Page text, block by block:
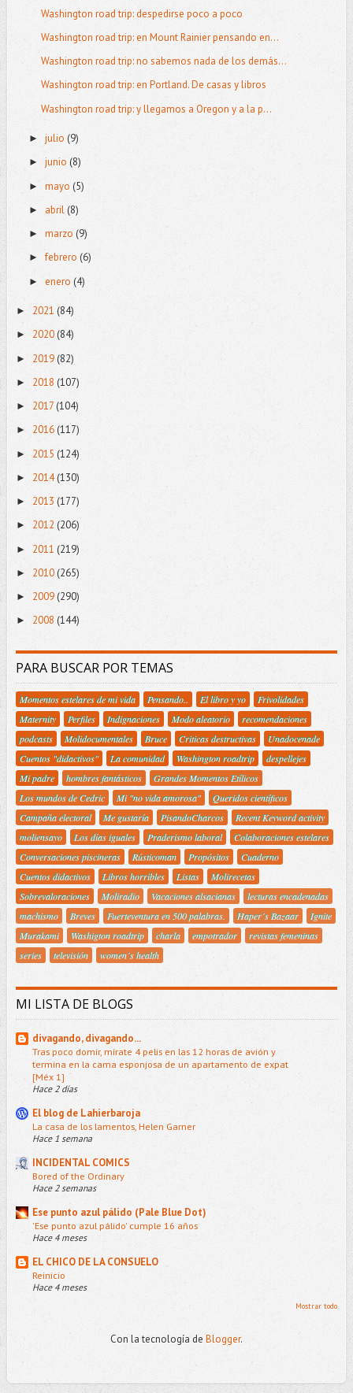
Washington road trip: despedirse poco a poco
Washington road trip: en Mount Rainier pensando en...
Washington road trip: no sabemos nada de los demás...
Washington road trip: en Portland. De casas y libros
Washington road trip: y llegamos a Oregon y a la p...
► julio (9)
► junio (8)
► mayo (5)
► abril(8)
► marzo (9)
►febrero (6)
► enero (4)
► 2021 (84)
► 2020(84)
► 2019(82)
► 2018 (107)
► 2017 (104)
► 2016 (117)
► 2015 (124)
► 2014(130)
► 2013 (177)
► 2012 (206)
► 2011 (219)
► 2010(265)
► 2009(290)
► 2008 (144)
PARA BUSCAR POR TEMAS
Momentos estelares de mi vida Pensando.. El libro y yo
Frivolidades
Maternity
Perfiles Indignaciones Modo aleatorio
recomendaciones
podcasts
Molidocumentales Bruce Criticas destructivas
Unadocenade
Cuentos "didactivos"
La comunidad Washington roadtrip
despellejes
Mi padre
hombres fantásticos
Grandes Momentos Etílicos
Los mundos de Cedric
Mi "no vida amorosa"
Queridos científicos
Campaña electoral
Me gustaría PisandoCharcos
Recent Keyword activity
moliensayo
Los días iguales Praderismo laboral
Colaboraciones estelares
Conversaciones piscineras
Rústicoman Propósitos
Cuaderno
Cuentos didactivos
Libros horribles Listas
Molirecetas
Sobrevaloraciones
Moliradio Vacaciones alsacianas
lecturas encadenadas
machismo
Breves Fuerteventura en 500 palabras. Haper´s Bazaar
Ignite
Murakami
Washigton roadtrip charla empotrador
revistas femeninas
series
televisión women´s health
MI LISTA DE BLOGS
divagando, divagando...
Tras poco domir, mírate 4 pelis en las 12 horas de avión y
termina en la cama esponjosa de un apartamento de expat
[Méx 1]
Hace 2 días
El blog de Lahierbaroja
La casa de los lamentos, Helen Garner
Hace 1 semana
INCIDENTAL COMICS
Bored of the Ordinary
Hace 2 semanas
Ese punto azul pálido (Pale Blue Dot)
'Ese punto azul pálido' cumple 16 años
Hace 4 meses
EL CHICO DE LA CONSUELO
Reinicio
Hace 4 meses
Mostrar todo
Con la tecnología de Blogger.